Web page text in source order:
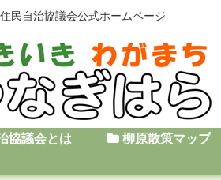
民自治協議会公式ホームページ
協議会とは 柳原散策マップ